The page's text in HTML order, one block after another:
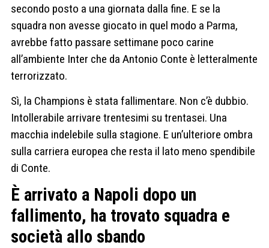
secondo posto a una giornata dalla fine. E se la
squadra non avesse giocato in quel modo a Parma,
avrebbe fatto passare settimane poco carine
all’ambiente Inter che da Antonio Conte è letteralmente
terrorizzato.
Sì, la Champions è stata fallimentare. Non c’è dubbio.
Intollerabile arrivare trentesimi su trentasei. Una
macchia indelebile sulla stagione. E un’ulteriore ombra
sulla carriera europea che resta il lato meno spendibile
di Conte.
È arrivato a Napoli dopo un
fallimento, ha trovato squadra e
società allo sbando